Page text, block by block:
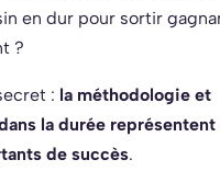
en dur pour sortir
?
: la méthodologie et
la durée représentent
de succès.